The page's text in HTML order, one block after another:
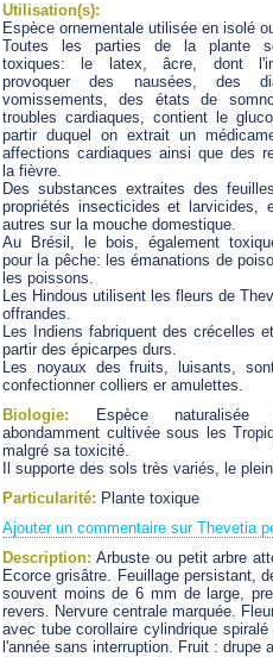
Utilisation(s):
Espèce ornementale utilisée en isolé
Toutes les parties de la plante
toxiques: le latex, âcre, dont
provoquer des nausées, des
vomissements, des états de
troubles cardiaques, contient le
partir duquel on extrait un
affections cardiaques ainsi que des
la fièvre.
Des substances extraites des
propriétés insecticides et larvicides,
autres sur la mouche domestique.
Au Brésil, le bois, également
pour la pêche: les émanations de
les poissons.
Les Hindous utilisent les fleurs de
offrandes.
Les Indiens fabriquent des crécelles
partir des épicarpes durs.
Les noyaux des fruits, luisants,
confectionner colliers er amulettes.
Biologie: Espèce naturalisée
abondamment cultivée sous les
malgré sa toxicité.
Il supporte des sols très variés, le
Particularité: Plante toxique
Ajouter un commentaire sur Thevetia
Description: Arbuste ou petit arbre
Ecorce grisâtre. Feuillage persistant,
souvent moins de 6 mm de large,
revers. Nervure centrale marquée.
avec tube corollaire cylindrique
l'année sans interruption. Fruit :